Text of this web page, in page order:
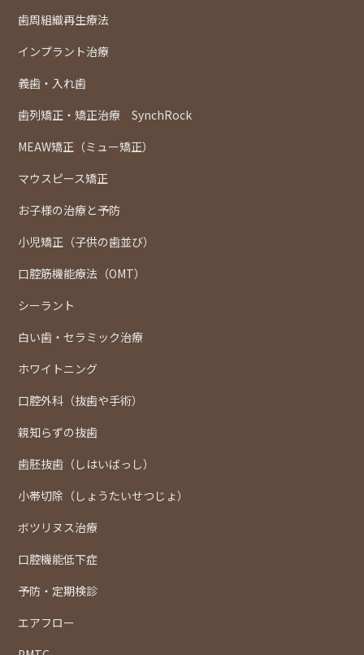
歯周組織再生療法
インプラント治療
義歯・入れ歯
歯列矯正・矯正治療 SynchRock
MEAW矯正（ミュー矯正）
マウスピース矯正
お子様の治療と予防
小児矯正（子供の歯並び）
口腔筋機能療法（OMT）
シーラント
白い歯・セラミック治療
ホワイトニング
口腔外科（抜歯や手術）
親知らずの抜歯
歯胚抜歯（しはいばっし）
小帯切除（しょうたいせつじょ）
ボツリヌス治療
口腔機能低下症
予防・定期検診
エアフロー